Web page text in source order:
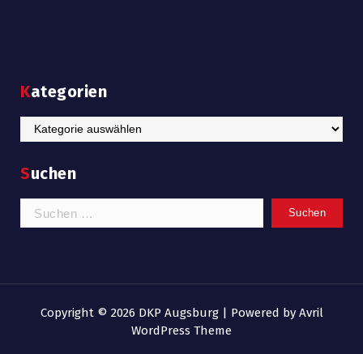
Kategorien
Kategorien
Suchen
Suchen
nach:
Copyright © 2026 DKP Augsburg | Powered by Avril
WordPress Theme